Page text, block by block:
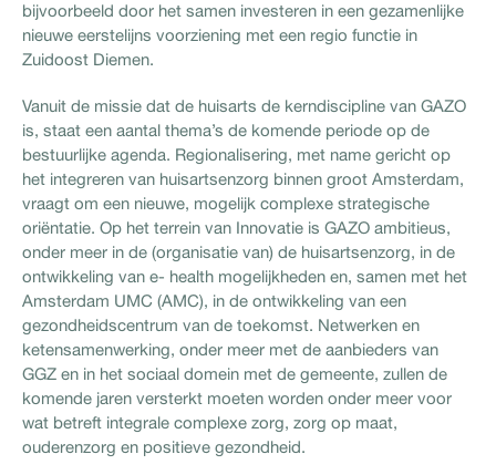
bijvoorbeeld door het samen investeren in een gezamenlijke
nieuwe eerstelijns voorziening met een regio functie in
Zuidoost Diemen.
Vanuit de missie dat de huisarts de kerndiscipline van GAZO
is, staat een aantal thema’s de komende periode op de
bestuurlijke agenda. Regionalisering, met name gericht op
het integreren van huisartsenzorg binnen groot Amsterdam,
vraagt om een nieuwe, mogelijk complexe strategische
oriëntatie. Op het terrein van Innovatie is GAZO ambitieus,
onder meer in de (organisatie van) de huisartsenzorg, in de
ontwikkeling van e- health mogelijkheden en, samen met het
Amsterdam UMC (AMC), in de ontwikkeling van een
gezondheidscentrum van de toekomst. Netwerken en
ketensamenwerking, onder meer met de aanbieders van
GGZ en in het sociaal domein met de gemeente, zullen de
komende jaren versterkt moeten worden onder meer voor
wat betreft integrale complexe zorg, zorg op maat,
ouderenzorg en positieve gezondheid.